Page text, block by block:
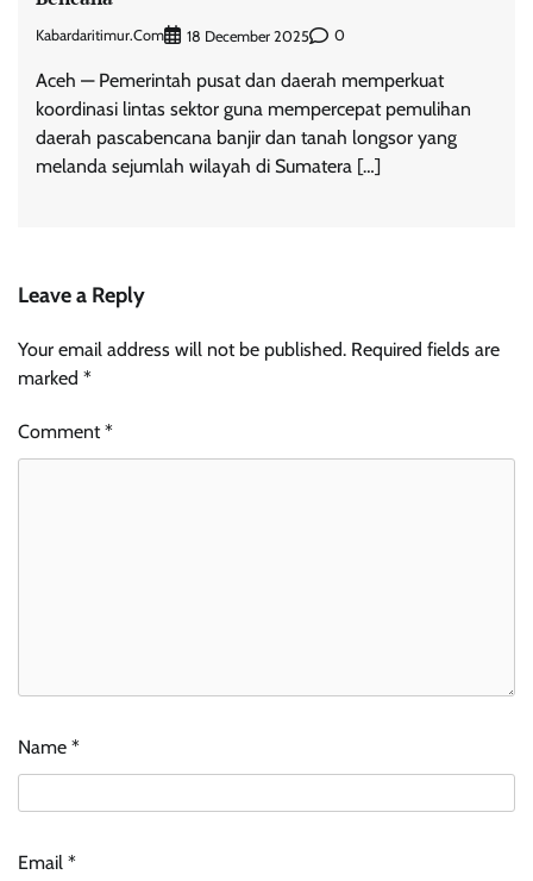
Kabardaritimur.com 18 December 2025 0
Aceh — Pemerintah pusat dan daerah memperkuat
koordinasi lintas sektor guna mempercepat pemulihan
daerah pascabencana banjir dan tanah longsor yang
melanda sejumlah wilayah di Sumatera […]
Leave a Reply
Your email address will not be published. Required fields are
marked *
Comment*
Name *
Email *